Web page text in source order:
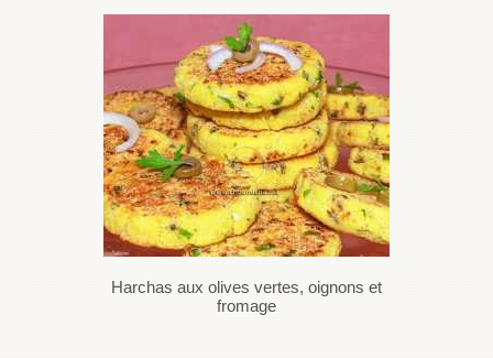
Harchas aux olives vertes, oignons et
fromage